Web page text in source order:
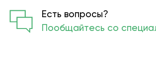
Есть вопросы?
Пообщайтесь со